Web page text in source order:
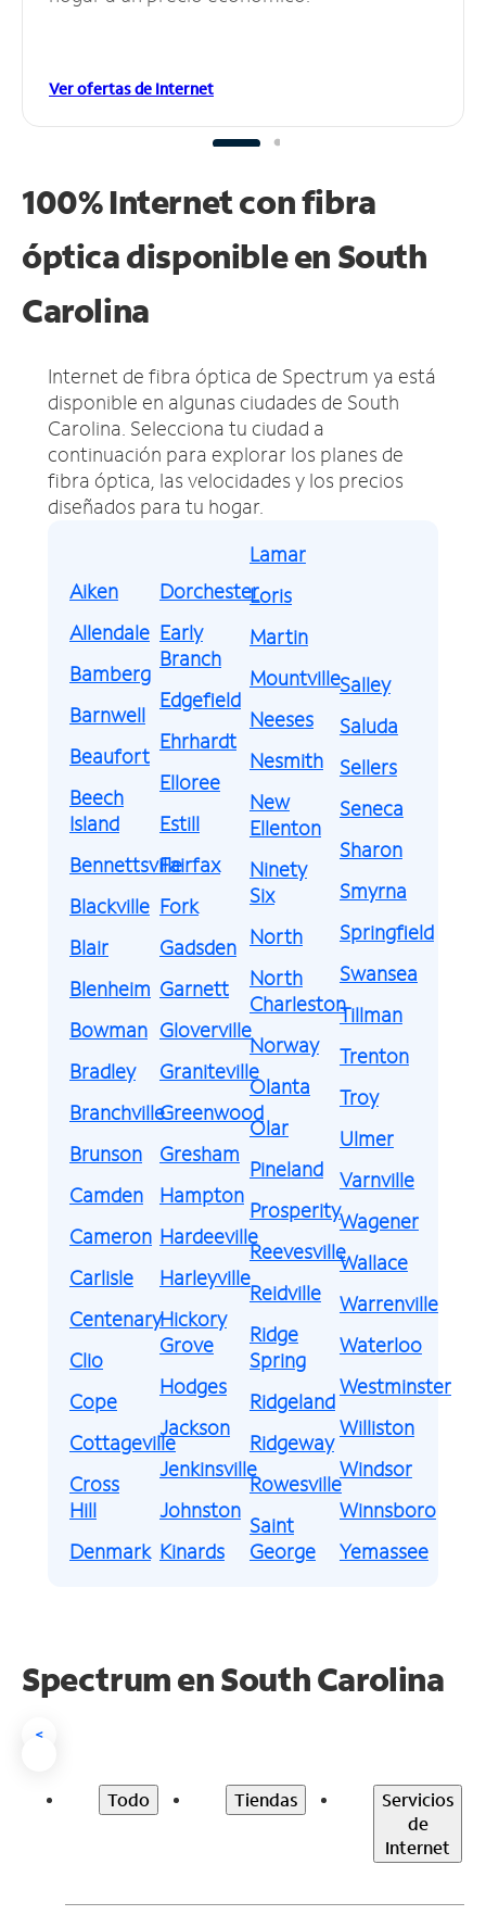
Ver ofertas de Internet
100% Internet con fibra
óptica disponible en South
Carolina
Internet de fibra óptica de Spectrum ya está
disponible en algunas ciudades de South
Carolina. Selecciona tu ciudad a
continuación para explorar los planes de
fibra óptica, las velocidades y los precios
diseñados para tu hogar.
Aiken
Allendale
Bamberg
Barnwell
Beaufort
Beech
Island
Bennettsville
Blackville
Blair
Blenheim
Bowman
Bradley
Branchville
Brunson
Camden
Cameron
Carlisle
Centenary
Clio
Cope
Cottageville
Cross
Hill
Denmark
Dorchester
Early
Branch
Edgefield
Ehrhardt
Elloree
Estill
Fairfax
Fork
Gadsden
Garnett
Gloverville
Graniteville
Greenwood
Gresham
Hampton
Hardeeville
Harleyville
Hickory
Grove
Hodges
Jackson
Jenkinsville
Johnston
Kinards
Lamar
Loris
Martin
Mountville
Neeses
Nesmith
New
Ellenton
Ninety
Six
North
North
Charleston
Norway
Olanta
Olar
Pineland
Prosperity
Reevesville
Reidville
Ridge
Spring
Ridgeland
Ridgeway
Rowesville
Saint
George
Salley
Saluda
Sellers
Seneca
Sharon
Smyrna
Springfield
Swansea
Tillman
Trenton
Troy
Ulmer
Varnville
Wagener
Wallace
Warrenville
Waterloo
Westminster
Williston
Windsor
Winnsboro
Yemassee
Spectrum enSouth Carolina
<
Todo Tiendas
Servicios
de
Internet